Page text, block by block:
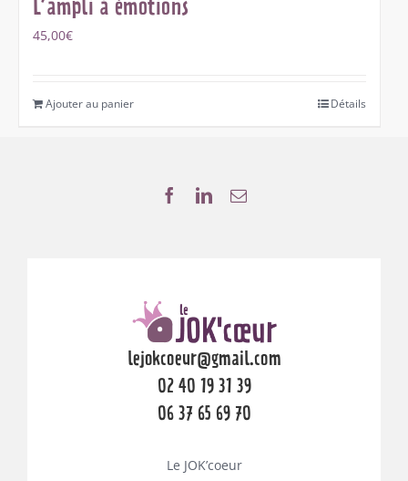
L’ampli à émotions
45,00€
Ajouter au panier Détails
lejokcoeur@gmail.com
02 40 19 31 39
06 37 65 69 70
Le JOK’coeur